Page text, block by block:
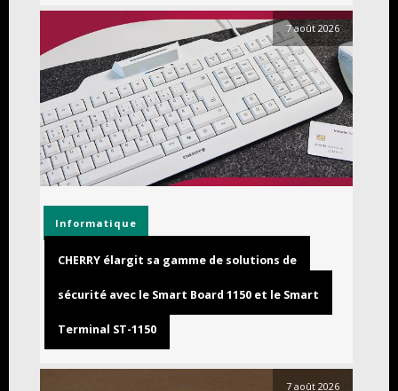
7 août 2026
Informatique
CHERRY élargit sa gamme de solutions de
sécurité avec le Smart Board 1150 et le Smart
Terminal ST-1150
7 août 2026